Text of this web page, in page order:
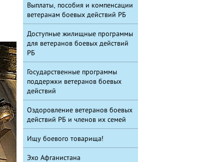
Выплаты, пособия и компенсации
ветеранам боевых действий РБ
Доступные жилищные программы
для ветеранов боевых действий
РБ
Государственные программы
поддержки ветеранов боевых
действий
Оздоровление ветеранов боевых
действий РБ и членов их семей
Ищу боевого товарища!
Эхо Афганистана